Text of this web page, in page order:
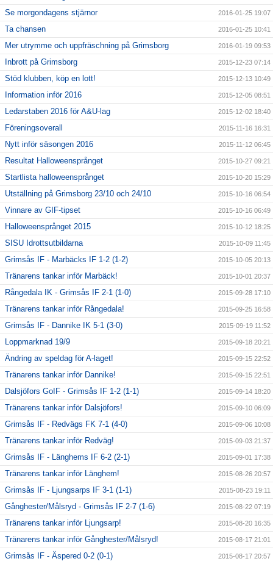
Se morgondagens stjärnor 2016-01-25 19:07
Ta chansen 2016-01-25 10:41
Mer utrymme och uppfräschning på Grimsborg 2016-01-19 09:53
Inbrott på Grimsborg 2015-12-23 07:14
Stöd klubben, köp en lott! 2015-12-13 10:49
Information inför 2016 2015-12-05 08:51
Ledarstaben 2016 för A&U-lag 2015-12-02 18:40
Föreningsoverall 2015-11-16 16:31
Nytt inför säsongen 2016 2015-11-12 06:45
Resultat Halloweensprånget 2015-10-27 09:21
Startlista halloweensprånget 2015-10-20 15:29
Utställning på Grimsborg 23/10 och 24/10 2015-10-16 06:54
Vinnare av GIF-tipset 2015-10-16 06:49
Halloweensprånget 2015 2015-10-12 18:25
SISU Idrottsutbildarna 2015-10-09 11:45
Grimsås IF - Marbäcks IF 1-2 (1-2) 2015-10-05 20:13
Tränarens tankar inför Marbäck! 2015-10-01 20:37
Rångedala IK - Grimsås IF 2-1 (1-0) 2015-09-28 17:10
Tränarens tankar inför Rångedala! 2015-09-25 16:58
Grimsås IF - Dannike IK 5-1 (3-0) 2015-09-19 11:52
Loppmarknad 19/9 2015-09-18 20:21
Ändring av speldag för A-laget! 2015-09-15 22:52
Tränarens tankar inför Dannike! 2015-09-15 22:51
Dalsjöfors GoIF - Grimsås IF 1-2 (1-1) 2015-09-14 18:20
Tränarens tankar inför Dalsjöfors! 2015-09-10 06:09
Grimsås IF - Redvägs FK 7-1 (4-0) 2015-09-06 10:08
Tränarens tankar inför Redväg! 2015-09-03 21:37
Grimsås IF - Länghems IF 6-2 (2-1) 2015-09-01 17:38
Tränarens tankar inför Länghem! 2015-08-26 20:57
Grimsås IF - Ljungsarps IF 3-1 (1-1) 2015-08-23 19:11
Gånghester/Målsryd - Grimsås IF 2-7 (1-6) 2015-08-22 07:19
Tränarens tankar inför Ljungsarp! 2015-08-20 16:35
Tränarens tankar inför Gånghester/Målsryd! 2015-08-17 21:01
Grimsås IF - Äspered 0-2 (0-1) 2015-08-17 20:57